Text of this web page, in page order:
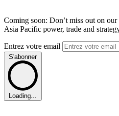
Coming soon: Don’t miss out on
Asia Pacific power, trade and
Entrez votre email
S'abonner
Loading...